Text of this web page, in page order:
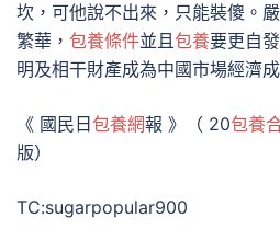
坎，可他說不出來，只能裝傻。
繁華， 包養條件並且包養要更自
明及相干財產成為中國市場經濟
《 國民日 包養網報 》（ 20包養
版）
TC:sugarpopular900